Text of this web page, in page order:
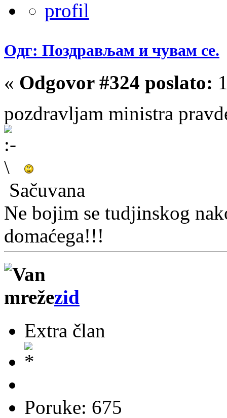
Одг: Поздрављам и чувам се.
« Odgovor #324 poslato:
pozdravljam ministra
Sačuvana
Ne bojim se tudjinskog
domaćega!!!
zid
Extra član
Poruke: 675